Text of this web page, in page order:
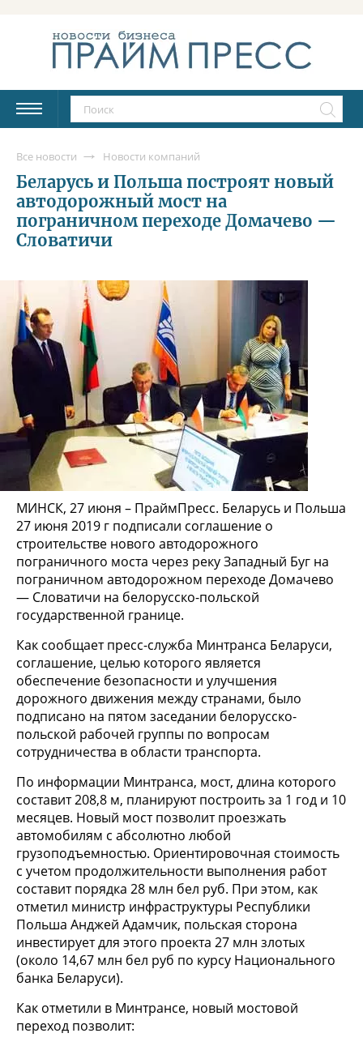
Все новости Новости компаний
Беларусь и Польша построят новый
автодорожный мост на
пограничном переходе Домачево —
Словатичи
МИНСК, 27 июня – ПраймПресс. Беларусь и Польша
27 июня 2019 г подписали соглашение о
строительстве нового автодорожного
пограничного моста через реку Западный Буг на
пограничном автодорожном переходе Домачево
— Словатичи на белорусско-польской
государственной границе.
Как сообщает пресс-служба Минтранса Беларуси,
соглашение, целью которого является
обеспечение безопасности и улучшения
дорожного движения между странами, было
подписано на пятом заседании белорусско-
польской рабочей группы по вопросам
сотрудничества в области транспорта.
По информации Минтранса, мост, длина которого
составит 208,8 м, планируют построить за 1 год и 10
месяцев. Новый мост позволит проезжать
автомобилям с абсолютно любой
грузоподъемностью. Ориентировочная стоимость
с учетом продолжительности выполнения работ
составит порядка 28 млн бел руб. При этом, как
отметил министр инфраструктуры Республики
Польша Анджей Адамчик, польская сторона
инвестирует для этого проекта 27 млн злотых
(около 14,67 млн бел руб по курсу Национального
банка Беларуси).
Как отметили в Минтрансе, новый мостовой
переход позволит: